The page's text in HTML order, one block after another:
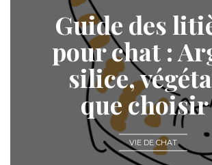
Guide des
pour chat :
silice,
que choisir
VIE DE CHAT